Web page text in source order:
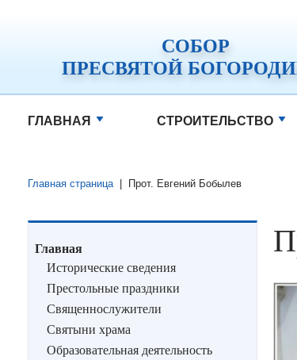
СОБОР
ПРЕСВЯТОЙ
ГЛАВНАЯ СТРОИТЕЛЬСТВО
Главная страница | Прот. Евгений Бобылев
Главная
Исторические сведения
Престольные праздники
Священнослужители
Святыни храма
Образовательная деятельность